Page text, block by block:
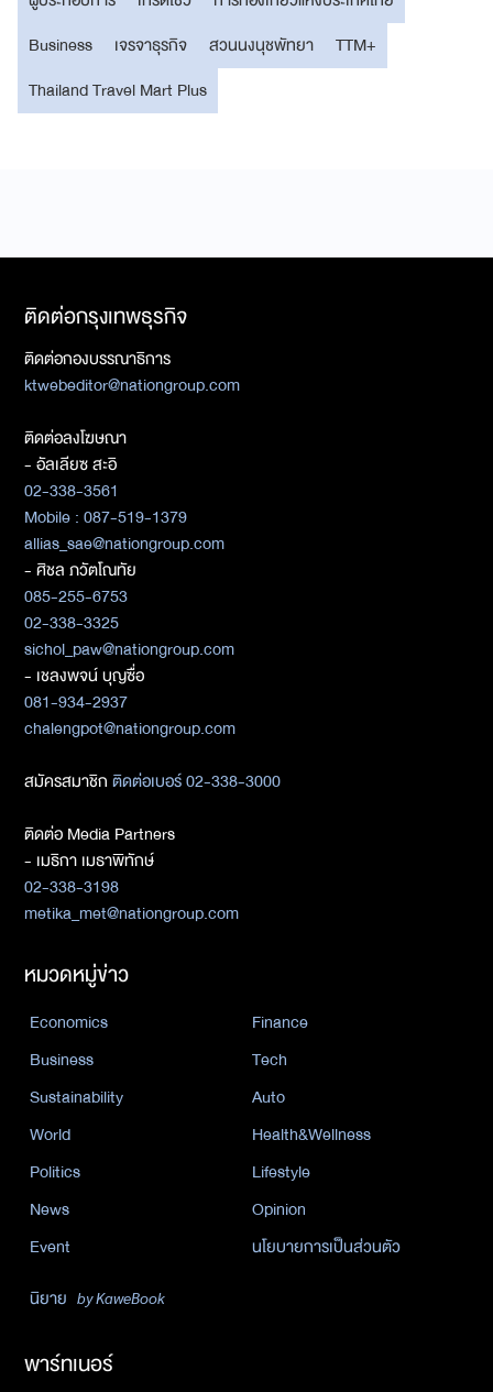
Business
เจรจาธุรกิจ สวนนงนุชพัทยา
TTM+
Thailand Travel Mart Plus
ติดต่อกรุงเทพธุรกิจ
ติดต่อกองบรรณาธิการ
ktwebeditor@nationgroup.com
ติดต่อลงโฆษณา
- อัลเลียซ สะอิ
02-338-3561
Mobile : 087-519-1379
allias_sae@nationgroup.com
- ศิชล ภวัตโณทัย
085-255-6753
02-338-3325
sichol_paw@nationgroup.com
- เชลงพจน์ บุญซื่อ
081-934-2937
chalengpot@nationgroup.com
สมัครสมาชิกติดต่อเบอร์ 02-338-3000
ติดต่อ Media Partners
- เมธิกา เมธาพิทักษ์
02-338-3198
metika_met@nationgroup.com
หมวดหมู่ข่าว
Economics
Finance
Business
Tech
Sustainability
Auto
World
Health&Wellness
Politics
Lifestyle
News
Opinion
Event
นโยบายการเป็นส่วนตัว
นิยาย by KaweBook
พาร์ทเนอร์